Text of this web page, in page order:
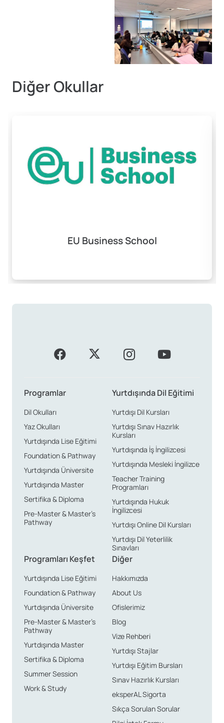
Diğer Okullar
EU Business School
Programlar
Dil Okulları
Yaz Okulları
Yurtdışında Lise Eğitimi
Foundation & Pathway
Yurtdışında Üniversite
Yurtdışında Master
Sertifika & Diploma
Pre-Master & Master’s
Pathway
Yurtdışında Dil Eğitimi
Yurtdışı Dil Kursları
Yurtdışı Sınav Hazırlık
Kursları
Yurtdışında İş İngilizcesi
Yurtdışında Mesleki İngilizce
Teacher Training
Programları
Yurtdışında Hukuk
İngilizcesi
Yurtdışı Online Dil Kursları
Yurtdışı Dil Yeterlilik
Sınavları
Programları Keşfet
Yurtdışında Lise Eğitimi
Foundation & Pathway
Yurtdışında Üniversite
Pre-Master & Master’s
Pathway
Yurtdışında Master
Sertifika & Diploma
Summer Session
Work & Study
Diğer
Hakkımızda
About Us
Ofislerimiz
Blog
Vize Rehberi
Yurtdışı Stajlar
Yurtdışı Eğitim Bursları
Sınav Hazırlık Kursları
eksperAL Sigorta
Sıkça Sorulan Sorular